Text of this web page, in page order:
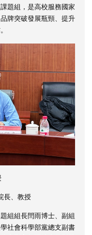
題組，是高校服務國家
牌突破發展瓶頸、提升
長、教授
組組長閆雨博士、副組
社會科學部黨總支副書